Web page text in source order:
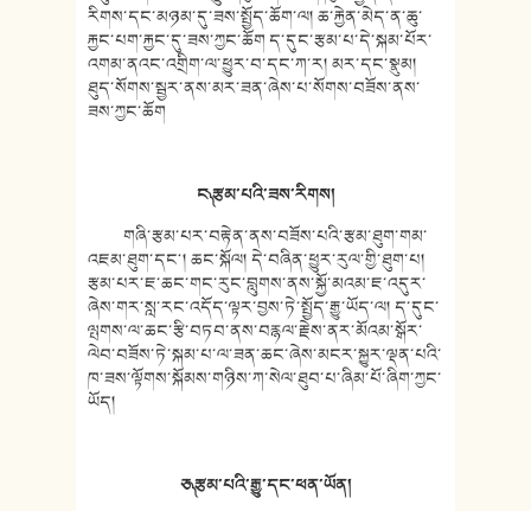
རིགས་དང་མཉམ་དུ་ཟས་སྤྱོད་ཆོག་ལ། ཆ་རྐྱེན་མེད་ན་ཆུ་
རྐྱང་པག་རྐྱང་དུ་ཟས་ཀྱང་ཆོག ད་དུང་རྩམ་པ་དེ་སྐམ་པོར་
འགམ་ནའང་འགྲིག་ལ་ཕྱུར་བ་དང་ཀ་ར། མར་དང་སྣུམ།
ཐུད་སོགས་སྦྱར་ནས་མར་ཟན་ཞེས་པ་སོགས་བཟོས་ནས་
ཟས་ཀྱང་ཆོག
ང༽ རྩམ་པའི་ཟས་རིགས།
གཞི་རྩམ་པར་བརྟེན་ནས་བཟོས་པའི་རྩམ་ཐུག་གམ་
འཇམ་ཐུག་དང༌། ཆང་སྐོལ། དེ་བཞིན་ཕྱུར་རུལ་གྱི་ཐུག་པ།
རྩམ་པར་ཇ་ཆང་གང་རུང་བླུགས་ནས་སྐྱོ་མའམ་ཇ་འདུར་
ཞེས་གར་སླ་རང་འདོད་ལྟར་བྱས་ཏེ་སྤྱོད་རྒྱུ་ཡོད་ལ། ད་དུང་
ལྤགས་ལ་ཆང་རྩི་བཏབ་ནས་བརྙལ་རྗེས་ནར་མོའམ་སྒོར་
ལེབ་བཟོས་ཏེ་སྐམ་པ་ལ་ཟན་ཆང་ཞེས་མངར་སྐྱུར་ལྡན་པའི་
ཁ་ཟས་ལྟོགས་སྐོམས་གཉིས་ཀ་སེལ་ཐུབ་པ་ཞིམ་པོ་ཞིག་ཀྱང་
ཡོད།
ཅ༽ རྩམ་པའི་རྒྱུ་དང་ཕན་ཡོན།